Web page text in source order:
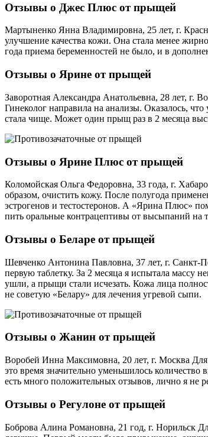
Отзывы о Джес Плюс от прыщей
Мартыненко Янна Владимировна, 25 лет, г.
улучшение качества кожи. Она стала менее
года приема беременностей не было, и в
Отзывы о Ярине от прыщей
Заворотная Александра Анатольевна, 28 лет, г.
Гинеколог направила на анализы. Оказалось,
стала чище. Может один прыщ раз в 2 месяца
Отзывы о Ярине Плюс от прыщей
Коломойская Ольга Федоровна, 33 года, г.
образом, очистить кожу. После полугода
эстрогенов и тестостеронов. А «Ярина Плюс»
пить оральные контрацептивы от высыпаний на
Отзывы о Беларе от прыщей
Шевченко Антонина Павловна, 37 лет, г. Санкт-
первую таблетку. За 2 месяца я испытала массу
ушли, а прыщи стали исчезать. Кожа лица
не советую «Белару» для лечения угревой сыпи.
Отзывы о Жанин от прыщей
Воробей Инна Максимовна, 20 лет, г. Москва
это время значительно уменьшилось
есть много положительных отзывов, лично я
Отзывы о Регулоне от прыщей
Боброва Алина Романовна, 21 год, г. Норильск